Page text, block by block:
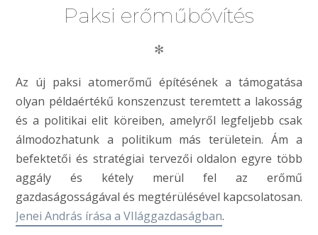
Paksi erőműbővítés
✻
Az új paksi atomerőmű építésének a támogatása
olyan példaértékű konszenzust teremtett a lakosság
és a politikai elit köreiben, amelyről legfeljebb csak
álmodozhatunk a politikum más területein. Ám a
befektetői és stratégiai tervezői oldalon egyre több
aggály és kétely merül fel az erőmű
gazdaságosságával és megtérülésével kapcsolatosan.
Jenei András írása a VIlággazdaságban.